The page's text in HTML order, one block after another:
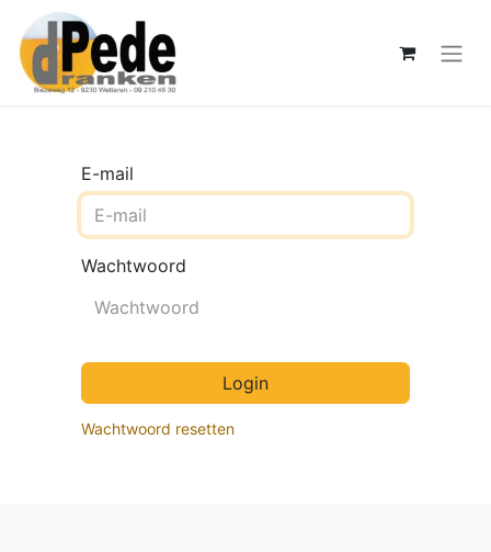
E-mail
Wachtwoord
Login
Wachtwoord resetten